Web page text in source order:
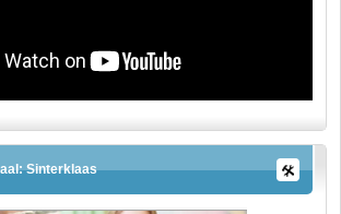
Sinterklaas